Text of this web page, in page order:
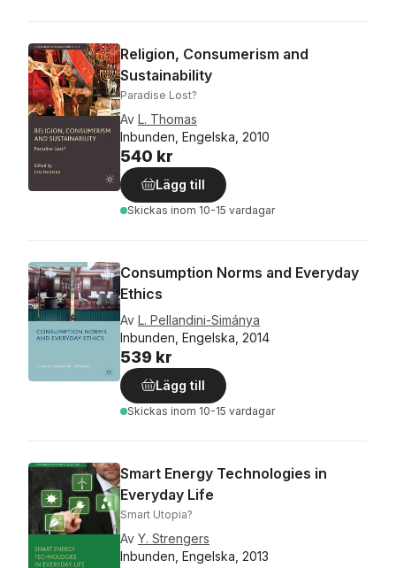
Religion, Consumerism and
Sustainability
Paradise Lost?
Av L. Thomas
Inbunden, Engelska, 2010
540 kr
Lägg till
Skickas inom 10-15 vardagar
Consumption Norms and Everyday
Ethics
Av L. Pellandini-Simánya
Inbunden, Engelska, 2014
539 kr
Lägg till
Skickas inom 10-15 vardagar
Smart Energy Technologies in
Everyday Life
Smart Utopia?
Av Y. Strengers
Inbunden, Engelska, 2013